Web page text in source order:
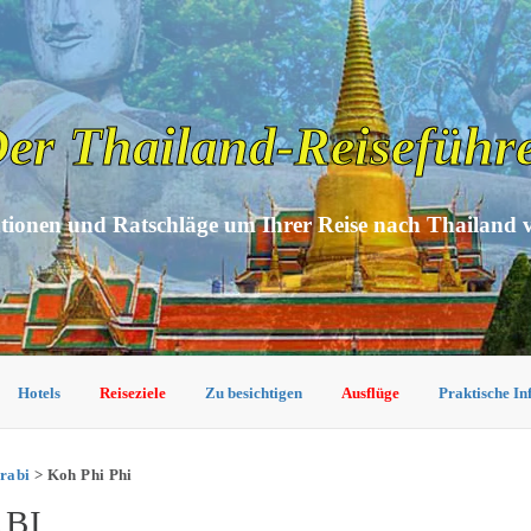
Thailand-
und Ratschläge um Ihrer Reise nach Thailand
Hotels Reiseziele Zu besichtigen Ausflüge Praktische
> Koh Phi Phi